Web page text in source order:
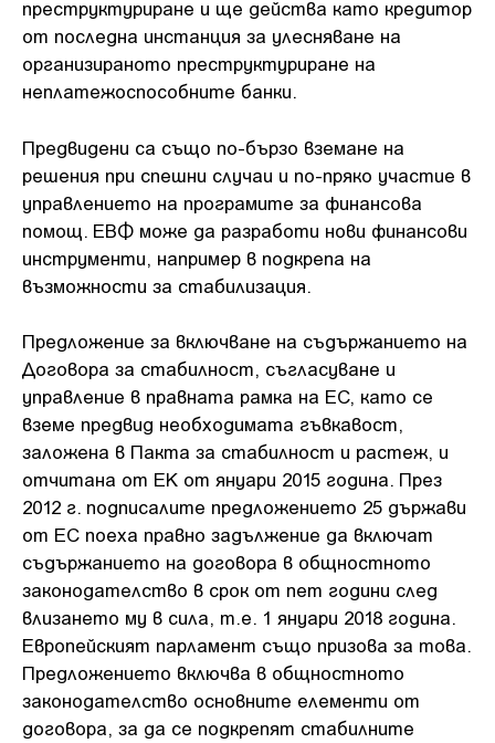
преструктуриране и ще действа като кредитор
от последна инстанция за улесняване на
организираното преструктуриране на
неплатежоспособните банки.
Предвидени са също по-бързо вземане на
решения при спешни случаи и по-пряко участие в
управлението на програмите за финансова
помощ. ЕВФ може да разработи нови финансови
инструменти, например в подкрепа на
възможности за стабилизация.
Предложение за включване на съдържанието на
Договора за стабилност, съгласуване и
управление в правната рамка на ЕС, като се
вземе предвид необходимата гъвкавост,
заложена в Пакта за стабилност и растеж, и
отчитана от ЕК от януари 2015 година. През
2012 г. подписалите предложението 25 държави
от ЕС поеха правно задължение да включат
съдържанието на договора в общностното
законодателство в срок от пет години след
влизането му в сила, т.е. 1 януари 2018 година.
Европейският парламент също призова за това.
Предложението включва в общностното
законодателство основните елементи от
договора, за да се подкрепят стабилните